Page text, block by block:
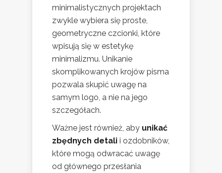
minimalistycznych projektach
zwykle wybiera się proste,
geometryczne czcionki, które
wpisują się w estetykę
minimalizmu. Unikanie
skomplikowanych krojów pisma
pozwala skupić uwagę na
samym logo, a nie na jego
szczegółach.
Ważne jest również, aby unikać
zbędnych detali i ozdobników,
które mogą odwracać uwagę
od głównego przesłania